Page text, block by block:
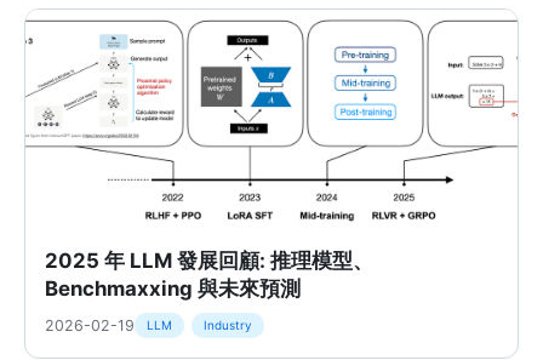
2025 年 LLM 發展回顧: 推理模型、
Benchmaxxing 與未來預測
2026-02-19 LLM Industry